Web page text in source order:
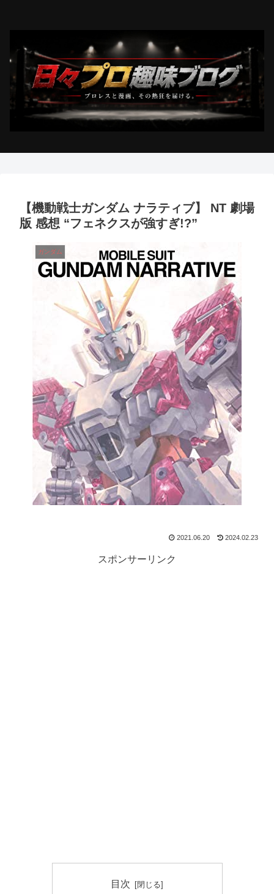
【機動戦士ガンダム ナラティブ】 NT 劇場
版 感想 “フェネクスが強すぎ!?”
ガンダム
2021.06.20 2024.02.23
スポンサーリンク
目次